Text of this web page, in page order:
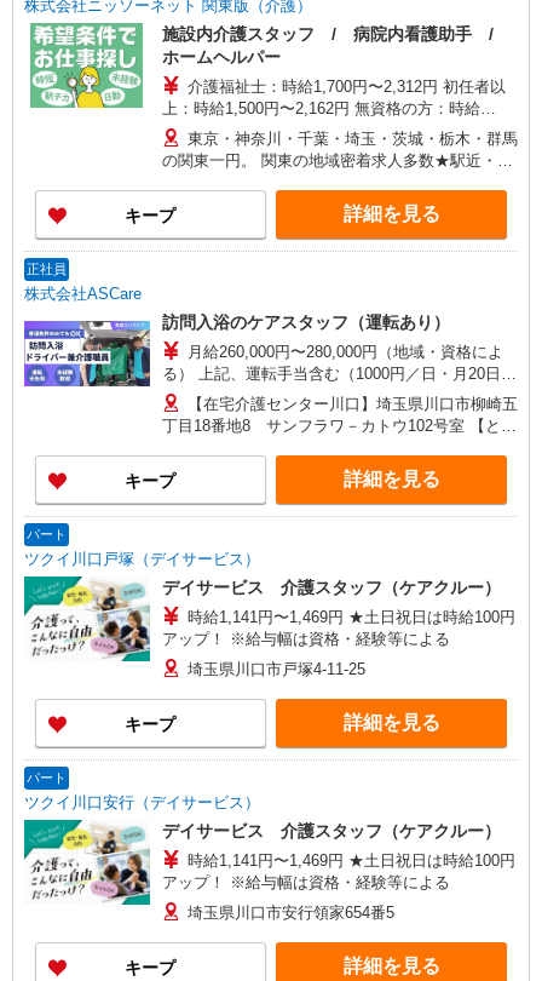
株式会社ニッソーネット 関東版（介護）
施設内介護スタッフ / 病院内看護助手 /
ホームヘルパー
介護福祉士：時給1,700円〜2,312円 初任者以
上：時給1,500円〜2,162円 無資格の方：時給
1,350円〜1,925円 ※給与幅は勤務先による +交通
費、諸手当（勤務先による） +0円で介護資格が取
れる （別途規定） ★給与日払い制度あり！
東京・神奈川・千葉・埼玉・茨城・栃木・群馬
の関東一円。 関東の地域密着求人多数★駅近・家
キープ 詳細を見る
正社員
株式会社ASCare
訪問入浴のケアスタッフ（運転あり）
月給260,000円〜280,000円（地域・資格によ
る） 上記、運転手当含む（1000円／日・月20日換
算） ★介護福祉士の方は月給20,000円加算（資格
手当） 別途交通費支給（30,000円上限／月） 別途
残業手当（月平均残業時間15時間）残業代全額支
給
【在宅介護センター川口】埼玉県川口市柳崎五
丁目18番地8 サンフラワ－カトウ102号室 【とこ
川ビル1階 【在宅介護センター加須】埼玉県加須
市花崎一丁目23番地10 【在宅介護センター上尾】
埼玉県上尾市上町一丁目11番地20 伊藤店舗1階
丁目2番地2 AMENITYHOUSE 【在宅介護センタ
ー春日部】埼玉県春日部市粕壁東二丁目3番地40
グレースヒル橋本202号室
キープ 詳細を見る
パート
ツクイ川口戸塚（デイサービス）
デイサービス 介護スタッフ（ケアクルー）
時給1,141円〜1,469円 ★土日祝日は時給100円
アップ！ ※給与幅は資格・経験等による
埼玉県川口市戸塚4-11-25
キープ 詳細を見る
パート
ツクイ川口安行（デイサービス）
デイサービス 介護スタッフ（ケアクルー）
時給1,141円〜1,469円 ★土日祝日は時給100円
アップ！ ※給与幅は資格・経験等による
埼玉県川口市安行領家654番5
キープ 詳細を見る